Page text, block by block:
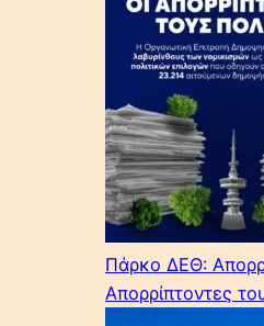
Πάρκο ΔΕΘ:
Απορρίπτοντες